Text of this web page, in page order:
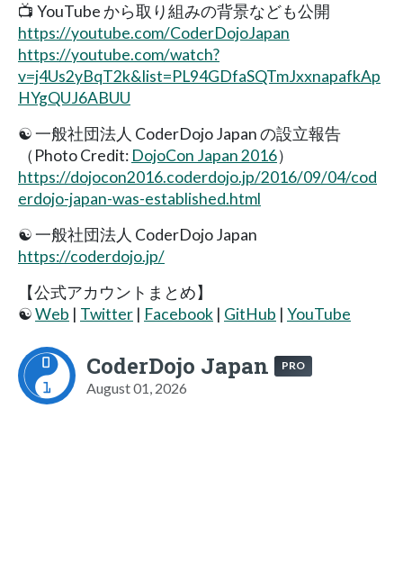
📺 YouTube から取り組みの背景なども公開
https://youtube.com/CoderDojoJapan
https://youtube.com/watch?
v=j4Us2yBqT2k&list=PL94GDfaSQTmJxxnapafkAp
HYgQUJ6ABUU
☯️ 一般社団法人 CoderDojo Japan の設立報告
（Photo Credit: DojoCon Japan 2016）
https://dojocon2016.coderdojo.jp/2016/09/04/cod
erdojo-japan-was-established.html
☯️ 一般社団法人 CoderDojo Japan
https://coderdojo.jp/
【公式アカウントまとめ】
☯️Web | Twitter | Facebook | GitHub | YouTube
CoderDojo Japan PRO
August 01, 2026